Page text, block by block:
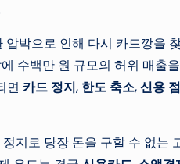
박으로 인해 다시 카드깡을
수백만 원 규모의 허위 매출
면 카드 정지, 한도 축소,신용
지로 당장 돈을 구할 수 없는